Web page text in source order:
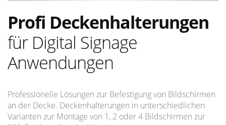
Profi Deckenhalterungen
für Digital Signage
Anwendungen
Professionelle Lösungen zur Befestigung von Bildschirmen
an der Decke. Deckenhalterungen in unterschiedlichen
Varianten zur Montage von 1, 2 oder 4 Bildschirmen zur